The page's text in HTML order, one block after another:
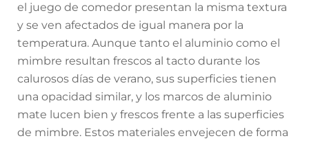
el juego de comedor presentan la misma textura
y se ven afectados de igual manera por la
temperatura. Aunque tanto el aluminio como el
mimbre resultan frescos al tacto durante los
calurosos días de verano, sus superficies tienen
una opacidad similar, y los marcos de aluminio
mate lucen bien y frescos frente a las superficies
de mimbre. Estos materiales envejecen de forma